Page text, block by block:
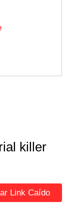
killer
Link Caído